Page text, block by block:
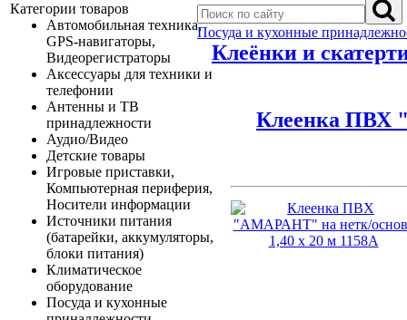
Категории товаров
Автомобильная техника,
GPS-навигаторы,
Видеорегистраторы
Аксессуары для техники и
телефонии
Антенны и ТВ
принадлежности
Аудио/Видео
Детские товары
Игровые приставки,
Компьютерная периферия,
Носители информации
Источники питания
(батарейки, аккумуляторы,
блоки питания)
Климатическое
оборудование
Посуда и кухонные
Посуда и кухонные
Клеёнки и
Клеенка ПВХ